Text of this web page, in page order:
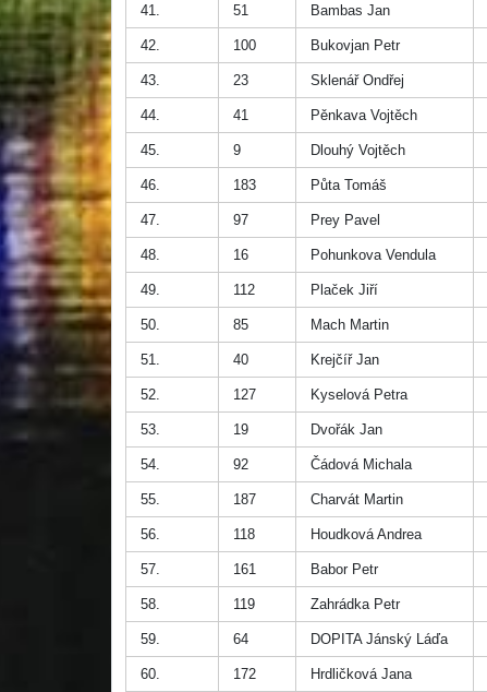
41. 51 Bambas Jan
42. 100 Bukovjan Petr
43. 23 Sklenář Ondřej
44. 41 Pěnkava Vojtěch
45. 9 Dlouhý Vojtěch
46. 183 Půta Tomáš
47. 97 Prey Pavel
48. 16 Pohunkova Vendula
49. 112 Plaček Jiří
50. 85 Mach Martin
51. 40 Krejčíř Jan
52. 127 Kyselová Petra
53. 19 Dvořák Jan
54. 92 Čádová Michala
55. 187 Charvát Martin
56. 118 Houdková Andrea
57. 161 Babor Petr
58. 119 Zahrádka Petr
59. 64 DOPITA Jánský Láďa
60. 172 Hrdličková Jana